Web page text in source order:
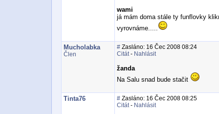
wami
já mám doma stále ty funflovky
vyrovnáme.....
Mucholabka
Člen
# Zasláno: 16 Čec 2008 08:24
Citát- Nahlásit
žanda
Na Salu snad bude stačit
Tinta76 # Zasláno: 16 Čec 2008 08:25
Citát- Nahlásit